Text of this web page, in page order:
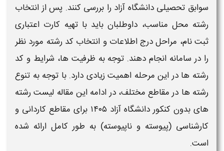
سوابق تحصیلی دانشگاه آزاد را بررسی کنند. پس از انتخاب
رشته محل مناسب، داوطلبان باید با تهیه کارت اعتباری
ثبت نام، مراحل درج اطلاعات و انتخاب کد رشته مورد نظر
را در سامانه انجام دهند. توجه به ظرفیت‌ ها، شرایط و کد
رشته‌ ها در این مرحله اهمیت زیادی دارد. با توجه به تنوع
رشته‌ ها در مقاطع مختلف، در ادامه این مقاله لیست رشته
های بدون کنکور دانشگاه آزاد ۱۴۰۵
برای مقاطع کاردانی و
کارشناسی (پیوسته و ناپیوسته) به طور کامل ارائه شده
است.